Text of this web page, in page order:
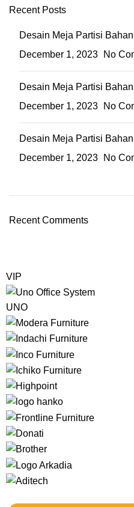
Recent Posts
Desain Meja Partisi
December 1, 2023
No
Desain Meja Partisi
December 1, 2023
No
Desain Meja Partisi
December 1, 2023
No
Recent Comments
VIP
UNO